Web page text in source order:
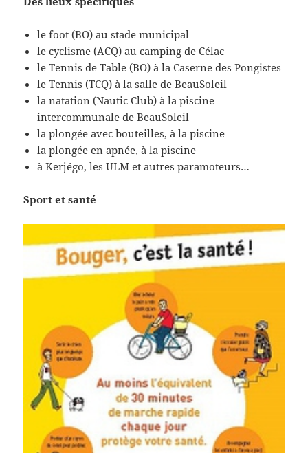
le foot (BO) au stade municipal
le cyclisme (ACQ) au camping de Célac
le Tennis de Table (BO) à la Caserne des Pongistes
le Tennis (TCQ) à la salle de BeauSoleil
la natation (Nautic Club) à la piscine
intercommunale de BeauSoleil
la plongée avec bouteilles, à la piscine
la plongée en apnée, à la piscine
à Kerjégo, les ULM et autres paramoteurs…
Sport et santé